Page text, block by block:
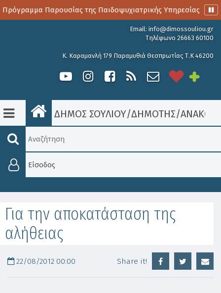
Παρουσίας της Παιδοψυχιατρικής Υπηρεσίας
Email: info@dimossouliou.gr
Τηλέφωνο 26663 60100
Κ. Καραμανλή 179 Παραμυθιά Θεσπρωτίας Τ.Κ 46200
ΔΗΜΟΣ ΣΟΥΛΙΟΥ/ΔΗΜΟΤΗΣ/
Είσοδος
Για την αποκατάσταση της
αλήθειας
22/08/2012 00:00 Share it!